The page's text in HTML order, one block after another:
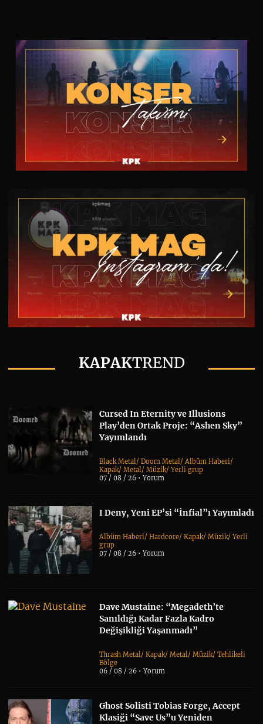
KAPAKTREND
Cursed In Eternity ve Illusions
Play’den Ortak Proje: “Ashen Sky”
Yayımlandı
Black Metal/Doom Metal/Albüm Haberi/
Kapak/Metal/Müzik/Yerli grup
07 / 08 / 26 •Yorum
I Deny, Yeni EP’si “İnfial”ı Yayımladı
Albüm Haberi/Hardcore/Kapak/Müzik/Yerli
grup
07 / 08 / 26 •Yorum
Dave Mustaine: “Megadeth’te
Sanıldığı Kadar Fazla Kadro
Değişikliği Yaşanmadı”
Thrash Metal /Kapak/Metal /Müzik/Tehlikeli
Bölge
06 / 08 / 26 •Yorum
Ghost Solisti Tobias Forge, Accept
Klasiği “Save Us”u Yeniden